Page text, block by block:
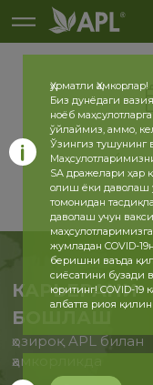
КАРЬЕРАНИ
БОШЛАШ
ҳозироқ APL билан
ҳамкорликда
Ҳурматли Ҳамкорлар!
Биз дунёдаги
ноёб
ўйлаймиз, аммо,
Ўзингиз тушунинг
SA дражелари ҳар
олиш ёки даволаш
томонидан
даволаш учун
жумладан COVID-
беришни ваъда
сиёсатини бузади
юритинг! COVID-19
албатта риоя